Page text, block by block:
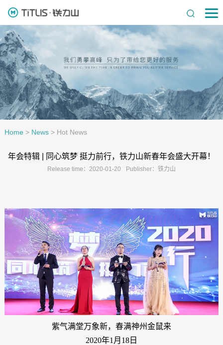
Home> News> Hot News
年会特辑 | 同心筑梦 挺力前行，铁力山新春年会盛大开幕！
Release time：2020-01-20 Publisher：铁力山
紫气满堂万象新，春满神州金鼠来
2020年1月18日